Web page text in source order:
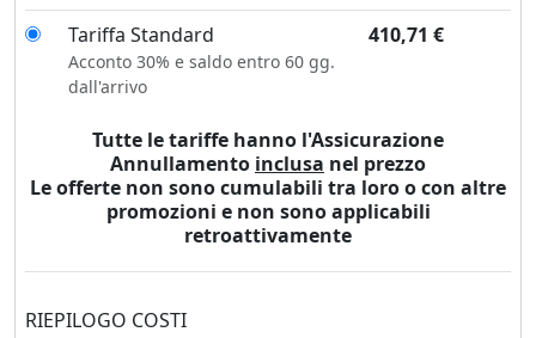
Tariffa Standard
410,71 €
Acconto 30% e saldo entro 60 gg.
dall'arrivo
Tutte le tariffe hanno l'Assicurazione
Annullamento inclusa nel prezzo
Le offerte non sono cumulabili tra loro o con altre
promozioni e non sono applicabili
retroattivamente
RIEPILOGO COSTI